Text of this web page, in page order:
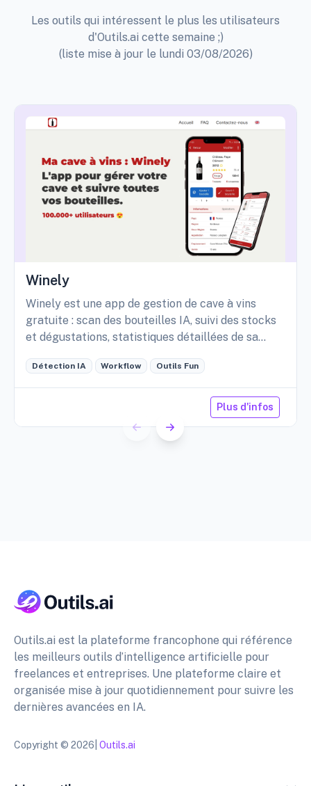
Les outils qui intéressent le plus les utilisateurs
d'Outils.ai cette semaine ;)
(liste mise à jour le lundi 03/08/2026)
Winely
Winely est une app de gestion de cave à vins
gratuite : scan des bouteilles IA, suivi des stocks
et dégustations, statistiques détaillées de sa
Détection IA Workflow Outils Fun
Plus d'infos
Outils.ai est la plateforme francophone qui référence
les meilleurs outils d’intelligence artificielle pour
freelances et entreprises. Une plateforme claire et
organisée mise à jour quotidiennement pour suivre les
dernières avancées en IA.
Copyright © 2026| Outils.ai